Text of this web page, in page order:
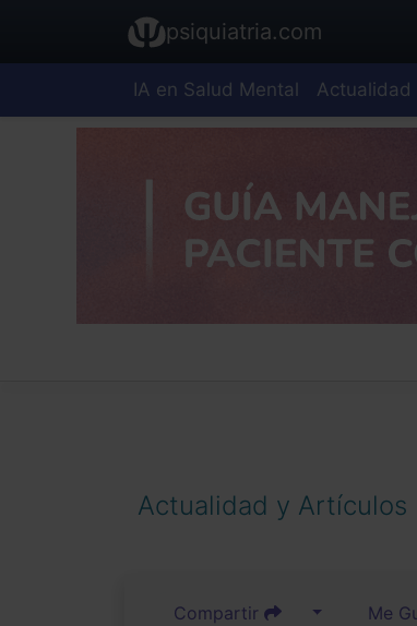
psiquiatria.com
IA en Salud Mental Actualidad
Actualidad y Artículos
Compartir Me